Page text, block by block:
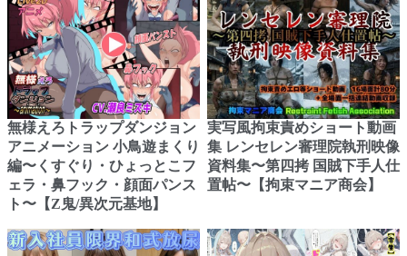
無様えろトラップダンジョン
アニメーション 小鳥遊まくり
編〜くすぐり・ひょっとこフ
ェラ・鼻フック・顔面パンス
ト〜【Z鬼/異次元基地】
実写風拘束責めショート動画
集 レンセレン審理院執刑映像
資料集〜第四拷 国賊下手人仕
置帖〜【拘束マニア商会】